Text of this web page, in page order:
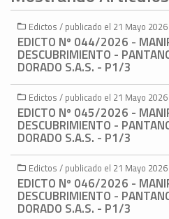
Edictos / publicado el 21 Mayo
EDICTO Nº 044/2026 -
DESCUBRIMIENTO -
DORADO S.A.S. - P1/3
Edictos / publicado el 21 Mayo
EDICTO Nº 045/2026 -
DESCUBRIMIENTO -
DORADO S.A.S. - P1/3
Edictos / publicado el 21 Mayo
EDICTO Nº 046/2026 -
DESCUBRIMIENTO -
DORADO S.A.S. - P1/3